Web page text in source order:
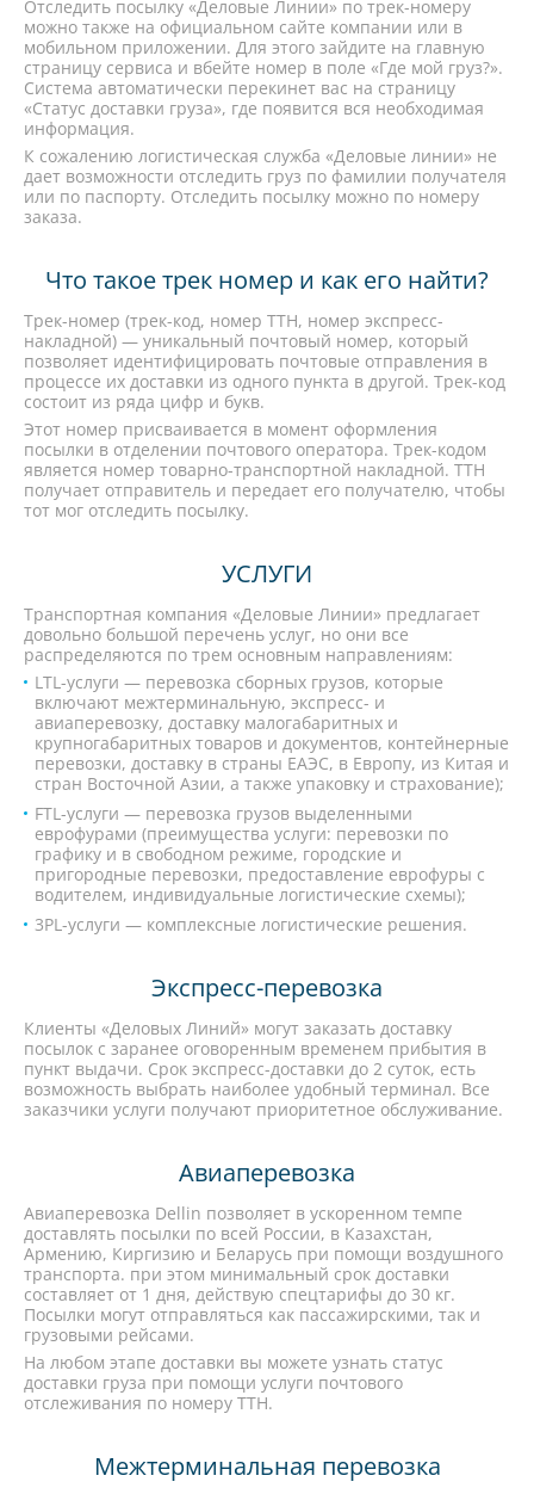
Отследить посылку «Деловые Линии» по трек-номеру
можно также на официальном сайте компании или в
мобильном приложении. Для этого зайдите на главную
страницу сервиса и вбейте номер в поле «Где мой груз?».
Система автоматически перекинет вас на страницу
«Статус доставки груза», где появится вся необходимая
информация.
К сожалению логистическая служба «Деловые линии» не
дает возможности отследить груз по фамилии получателя
или по паспорту. Отследить посылку можно по номеру
заказа.
Что такое трек номер и как его найти?
Трек-номер (трек-код, номер ТТН, номер экспресс-
накладной) — уникальный почтовый номер, который
позволяет идентифицировать почтовые отправления в
процессе их доставки из одного пункта в другой. Трек-код
состоит из ряда цифр и букв.
Этот номер присваивается в момент оформления
посылки в отделении почтового оператора. Трек-кодом
является номер товарно-транспортной накладной. ТТН
получает отправитель и передает его получателю, чтобы
тот мог отследить посылку.
УСЛУГИ
Транспортная компания «Деловые Линии» предлагает
довольно большой перечень услуг, но они все
распределяются по трем основным направлениям:
LTL-услуги — перевозка сборных грузов, которые
включают межтерминальную, экспресс- и
авиаперевозку, доставку малогабаритных и
крупногабаритных товаров и документов, контейнерные
перевозки, доставку в страны ЕАЭС, в Европу, из Китая и
стран Восточной Азии, а также упаковку и страхование);
FTL-услуги — перевозка грузов выделенными
еврофурами (преимущества услуги: перевозки по
графику и в свободном режиме, городские и
пригородные перевозки, предоставление еврофуры с
водителем, индивидуальные логистические схемы);
3PL-услуги — комплексные логистические решения.
Экспресс-перевозка
Клиенты «Деловых Линий» могут заказать доставку
посылок с заранее оговоренным временем прибытия в
пункт выдачи. Срок экспресс-доставки до 2 суток, есть
возможность выбрать наиболее удобный терминал. Все
заказчики услуги получают приоритетное обслуживание.
Авиаперевозка
Авиаперевозка Dellin позволяет в ускоренном темпе
доставлять посылки по всей России, в Казахстан,
Армению, Киргизию и Беларусь при помощи воздушного
транспорта. при этом минимальный срок доставки
составляет от 1 дня, действую спецтарифы до 30 кг.
Посылки могут отправляться как пассажирскими, так и
грузовыми рейсами.
На любом этапе доставки вы можете узнать статус
доставки груза при помощи услуги почтового
отслеживания по номеру ТТН.
Межтерминальная перевозка